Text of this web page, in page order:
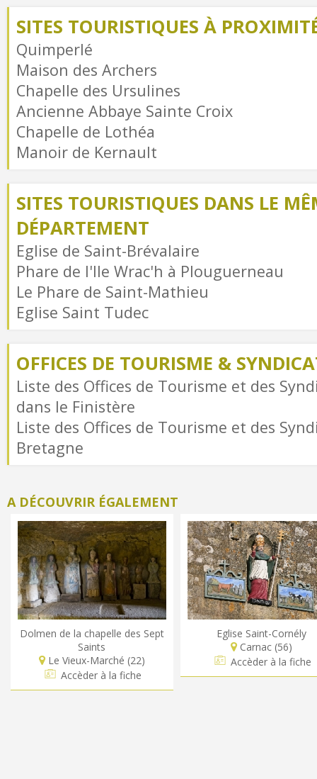
SITES TOURISTIQUES À
Quimperlé
Maison des Archers
Chapelle des Ursulines
Ancienne Abbaye Sainte Croix
Chapelle de Lothéa
Manoir de Kernault
SITES TOURISTIQUES DANS LE
DÉPARTEMENT
Eglise de Saint-Brévalaire
Phare de l'Ile Wrac'h à Plouguerneau
Le Phare de Saint-Mathieu
Eglise Saint Tudec
OFFICES DE TOURISME &
Liste des Offices de Tourisme et des
dans le Finistère
Liste des Offices de Tourisme et des
Bretagne
A DÉCOUVRIR ÉGALEMENT
Dolmen de la chapelle des Sept
Saints
Le Vieux-Marché (22)
Accèder à la fiche
Eglise Saint-Cornély
Carnac (56)
Accèder à la fiche